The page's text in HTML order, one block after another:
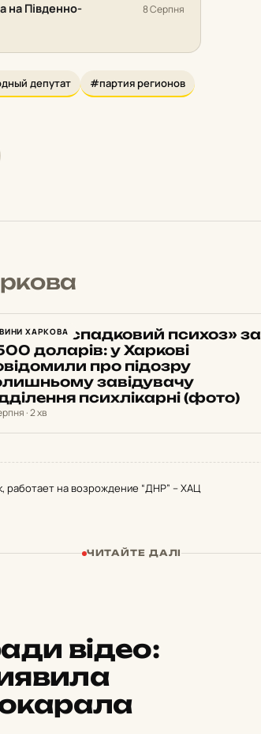
на Південно-
8 Серпня
депутат
#партия регионов
ХАРКОВА«спадковий психоз» за
доларів: у Харкові
про підозру
завідувачу
психлікарні (фото)
· 2 хв
работает на возрождение “ДНР” – ХАЦ
ЧИТАЙТЕ ДАЛІ
відео: